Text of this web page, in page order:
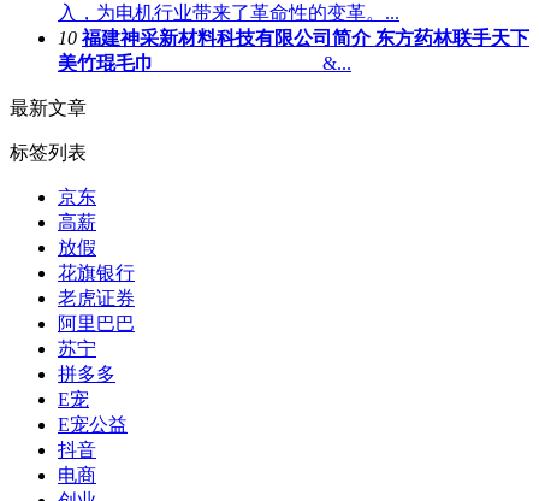
入，为电机行业带来了革命性的变革。...
10 福建神采新材料科技有限公司简介 东方药林联手天下
美竹琨毛巾
&...
最新文章
标签列表
京东
高薪
放假
花旗银行
老虎证券
阿里巴巴
苏宁
拼多多
E宠
E宠公益
抖音
电商